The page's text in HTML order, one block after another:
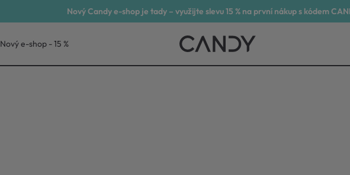
Nový Candy e-shop je tady – využijte slevu 15 % na první nákup s kódem
Nový e-shop - 15 %